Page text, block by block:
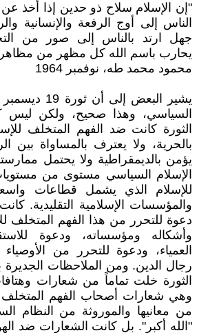
"إن الإسلام سلاح ذو حدين إذا أخذ
الناس إلى أوج الرفعة والإنسانية
جهل ارتد بالناس إلى صور من
يحارب باسم الله كل مظهر من مظاهر
محمود محمد طه، نوفمبر 1964
يشير البعض
السياسي، وهذا صحيح، ولكن ليس
الثورة كانت ضد الفهم المتخلف
بالحرية، ولا يعترف بالمساواة بين
يؤمن بالديمقراطية ولا يحتمل
الإسلام السياسي مستوى من
للإسلام الذي يشمل قطاعات
دعوة للتحرر من هذا الفهم المتخلف
وأشكاله ومؤسساته، ودعوة
العمياء، ودعوة للتحرر من
رجال الدين. ومن الملاحظات
الثورة خلت تماماً من شعارات
وهي شعارات أصحاب الفهم المتخلف
من معانيها والموروثة من النظام
"الله أكبر". بل كانت الشعارات ضد